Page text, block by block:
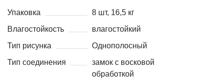
Упаковка
8 шт, 16,5 кг
Влагостойкость
влагостойкий
Тип рисунка
Однополосный
Тип соединения
замок с восковой
обработкой